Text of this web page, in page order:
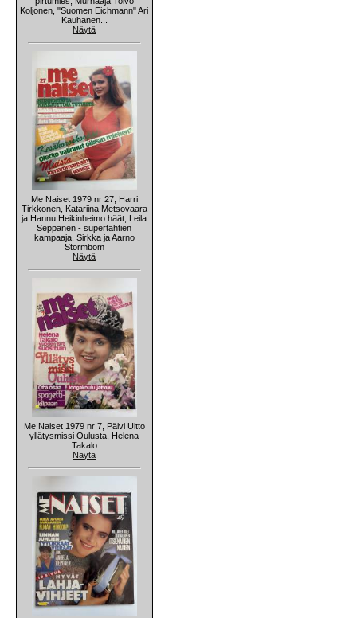
Koljonen, "Suomen Eichmann" Ari
Kauhanen...
Näytä
Me Naiset 1979 nr 27, Harri
Tirkkonen, Katariina Metsovaara
ja Hannu Heikinheimo häät, Leila
Seppänen - supertähtien
kampaaja, Sirkka ja Aarno
Stormbom
Näytä
Me Naiset 1979 nr 7, Päivi Uitto
yllätysmissi Oulusta, Helena
Takalo
Näytä